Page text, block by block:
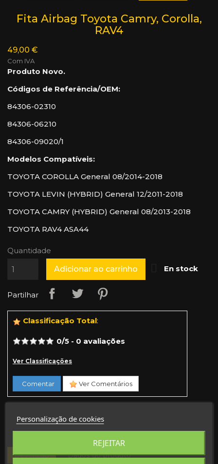
Fita Airbag Toyota Camry, Corolla,
RAV4
49,00 €
Com IVA
Produto Novo.
Códigos de Referência/OEM:
84306-02310
84306-06210
84306-09020/1
Modelos Compatíveis:
TOYOTA COROLLA General 08/2014-2018
TOYOTA LEVIN (HYBRID) General 12/2011-2018
TOYOTA CAMRY (HYBRID) General 08/2013-2018
TOYOTA RAV4 ASA44
Quantidade
Adicionar ao carrinho
En stock
Partilhar
Classificação Total:
0/5 - 0 avaliações
Ver Classificações
Comentar Ver Comentários
Descrição Dados do produto
Personalização de cookies
REJEITAR